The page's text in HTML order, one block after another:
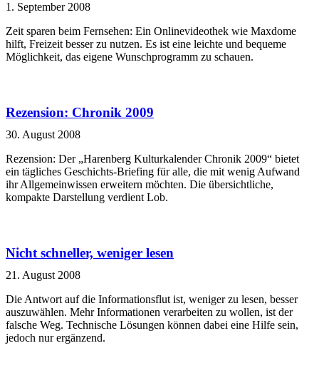
1. September 2008
Zeit sparen beim Fernsehen: Ein Onlinevideothek wie Maxdome
hilft, Freizeit besser zu nutzen. Es ist eine leichte und bequeme
Möglichkeit, das eigene Wunschprogramm zu schauen.
Rezension: Chronik 2009
30. August 2008
Rezension: Der „Harenberg Kulturkalender Chronik 2009“ bietet
ein tägliches Geschichts-Briefing für alle, die mit wenig Aufwand
ihr Allgemeinwissen erweitern möchten. Die übersichtliche,
kompakte Darstellung verdient Lob.
Nicht schneller, weniger lesen
21. August 2008
Die Antwort auf die Informationsflut ist, weniger zu lesen, besser
auszuwählen. Mehr Informationen verarbeiten zu wollen, ist der
falsche Weg. Technische Lösungen können dabei eine Hilfe sein,
jedoch nur ergänzend.